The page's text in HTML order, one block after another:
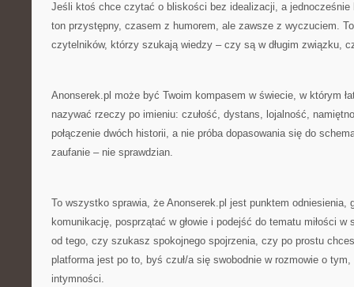
Jeśli ktoś chce czytać o bliskości bez idealizacji, a
ton przystępny, czasem z humorem, ale zawsze z wyczuciem.
czytelników, którzy szukają wiedzy – czy są w długim związku,
Anonserek.pl może być Twoim kompasem w świecie, w którym
nazywać rzeczy po imieniu: czułość, dystans, lojalność,
połączenie dwóch historii, a nie próba dopasowania się do
zaufanie – nie sprawdzian.
To wszystko sprawia, że Anonserek.pl jest punktem odniesienia,
komunikację, posprzątać w głowie i podejść do tematu miłości w
od tego, czy szukasz spokojnego spojrzenia, czy po prostu
platforma jest po to, byś czuł/a się swobodnie w rozmowie o
intymności.